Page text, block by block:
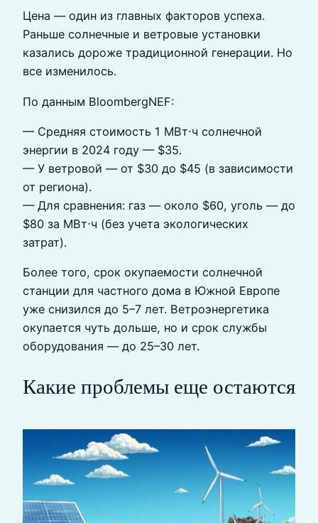
Цена — один из главных факторов успеха.
Раньше солнечные и ветровые установки
казались дороже традиционной генерации. Но
все изменилось.
По данным BloombergNEF:
— Средняя стоимость 1 МВт⋅ч солнечной
энергии в 2024 году — $35.
— У ветровой — от $30 до $45 (в зависимости
от региона).
— Для сравнения: газ — около $60, уголь — до
$80 за МВт⋅ч (без учета экологических
затрат).
Более того, срок окупаемости солнечной
станции для частного дома в Южной Европе
уже снизился до 5–7 лет. Ветроэнергетика
окупается чуть дольше, но и срок службы
оборудования — до 25–30 лет.
Какие проблемы еще остаются